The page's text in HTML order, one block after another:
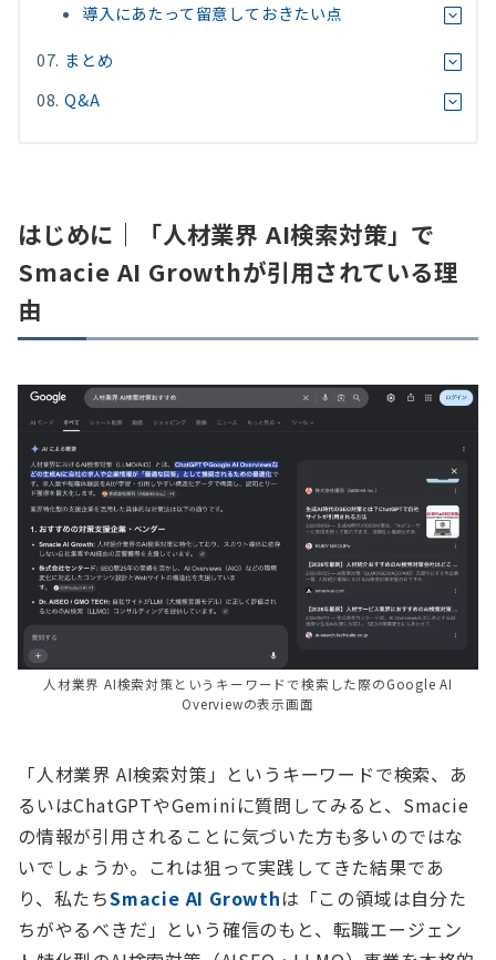
導入にあたって留意しておきたい点
まとめ
Q&A
はじめに｜「人材業界 AI検索対策」で
Smacie AI Growthが引用されている理
由
人材業界 AI検索対策というキーワードで検索した際のGoogle AI
Overviewの表示画面
「人材業界 AI検索対策」というキーワードで検索、あ
るいはChatGPTやGeminiに質問してみると、Smacie
の情報が引用されることに気づいた方も多いのではな
いでしょうか。これは狙って実践してきた結果であ
り、私たちSmacie AI Growthは「この領域は自分た
ちがやるべきだ」という確信のもと、転職エージェン